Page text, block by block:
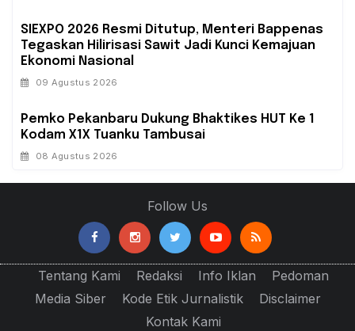
SIEXPO 2026 Resmi Ditutup, Menteri Bappenas
Tegaskan Hilirisasi Sawit Jadi Kunci Kemajuan
Ekonomi Nasional
09 Agustus 2026
Pemko Pekanbaru Dukung Bhaktikes HUT Ke 1
Kodam X1X Tuanku Tambusai
08 Agustus 2026
Follow Us
Tentang Kami Redaksi Info Iklan
Pedoman
Media Siber
Kode Etik Jurnalistik
Disclaimer
Kontak Kami